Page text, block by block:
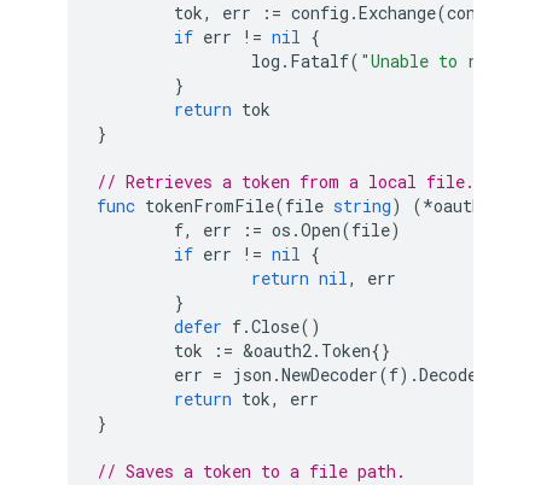
tok, err := config .Exchange(context
if err != nil {
log . Fatalf( "Unable to
}
return tok
}
// Retrieves a token from a local file.
func tokenFromFile(file string) (*oauth2
f, err := os .Open(file)
if err != nil {
return nil,
err
}
defer f.Close()
tok
:= &oauth2. Token{}
err = json .NewDecoder(f).Decode
return tok,
err
}
// Saves a token to a file path.